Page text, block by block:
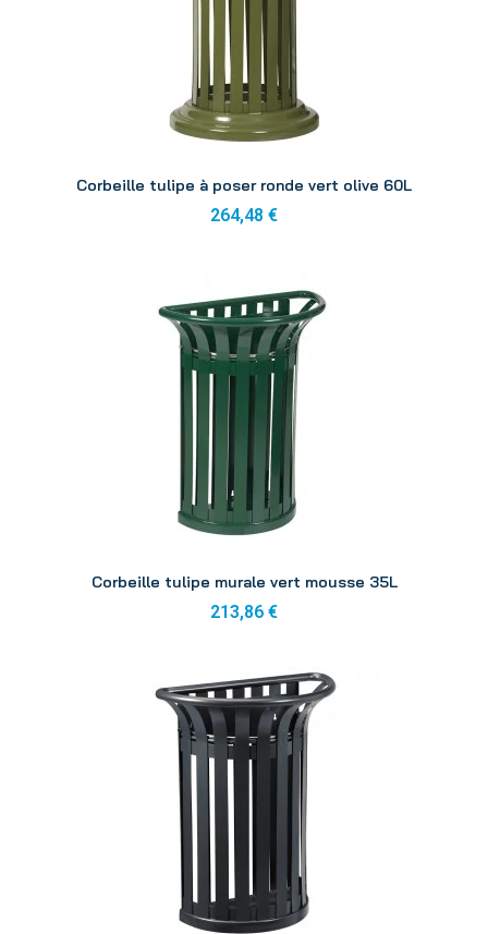
Corbeille tulipe à poser ronde vert olive 60L
264,48 €
Corbeille tulipe murale vert mousse 35L
213,86 €